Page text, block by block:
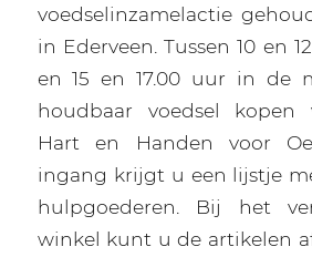
voedselinzamelactie
in Ederveen. Tussen 10 en
en 15 en 17.00 uur in de
houdbaar voedsel kopen
Hart en Handen voor
ingang krijgt u een lijstje
hulpgoederen. Bij het
winkel kunt u de artikelen